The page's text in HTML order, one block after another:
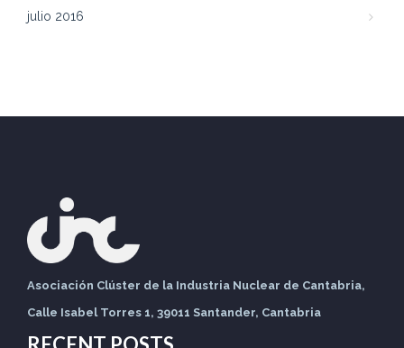
julio 2016
Asociación Clúster de la Industria Nuclear de Cantabria,
Calle Isabel Torres 1, 39011 Santander, Cantabria